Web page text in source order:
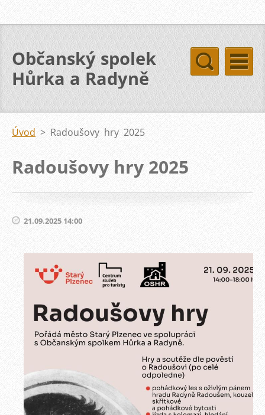
Občanský spolek
Hůrka a Radyně
Úvod > Radoušovy hry 2025
Radoušovy hry 2025
21.09.2025 14:00